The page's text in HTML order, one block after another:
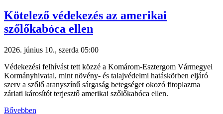
Kötelező védekezés az amerikai
szőlőkabóca ellen
2026. június 10., szerda 05:00
Védekezési felhívást tett közzé a Komárom-Esztergom Vármegyei
Kormányhivatal, mint növény- és talajvédelmi hatáskörben eljáró
szerv a szőlő aranyszínű sárgaság betegséget okozó fitoplazma
zárlati károsítót terjesztő amerikai szőlőkabóca ellen.
Bővebben